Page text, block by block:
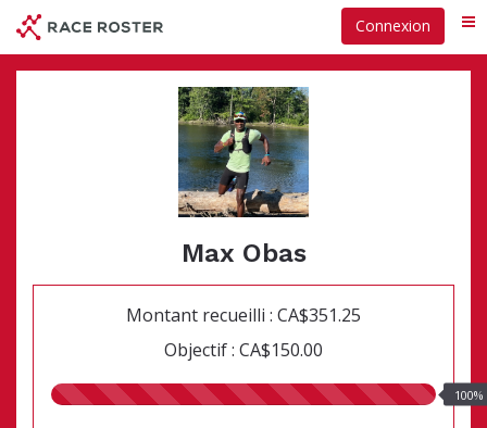
Passer
contenu
principal
Connexion
Max Obas
Montant recueilli : CA$351.25
Objectif : CA$150.00
100.00%
100%